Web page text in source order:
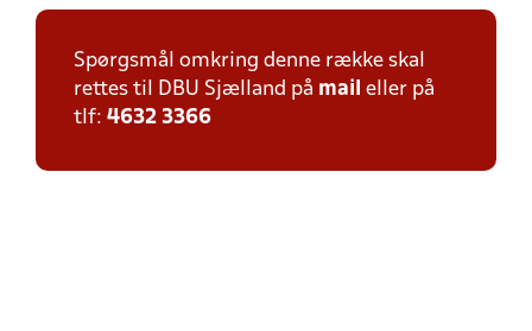
Spørgsmål omkring denne række skal
rettes til DBU Sjælland på mail eller på
tlf: 4632 3366